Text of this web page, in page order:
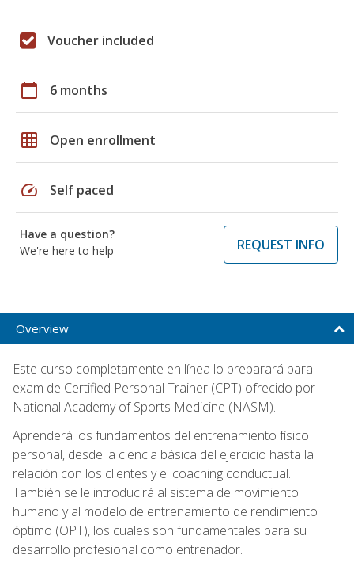
Voucher included
calendar_today 6 months
grid_on Open enrollment
speed Self paced
Have a question?
We're here to help
REQUEST INFO
Overview
Este curso completamente en línea lo preparará para
exam de Certified Personal Trainer (CPT) ofrecido por
National Academy of Sports Medicine (NASM).
Aprenderá los fundamentos del entrenamiento físico
personal, desde la ciencia básica del ejercicio hasta la
relación con los clientes y el coaching conductual.
También se le introducirá al sistema de movimiento
humano y al modelo de entrenamiento de rendimiento
óptimo (OPT), los cuales son fundamentales para su
desarrollo profesional como entrenador.